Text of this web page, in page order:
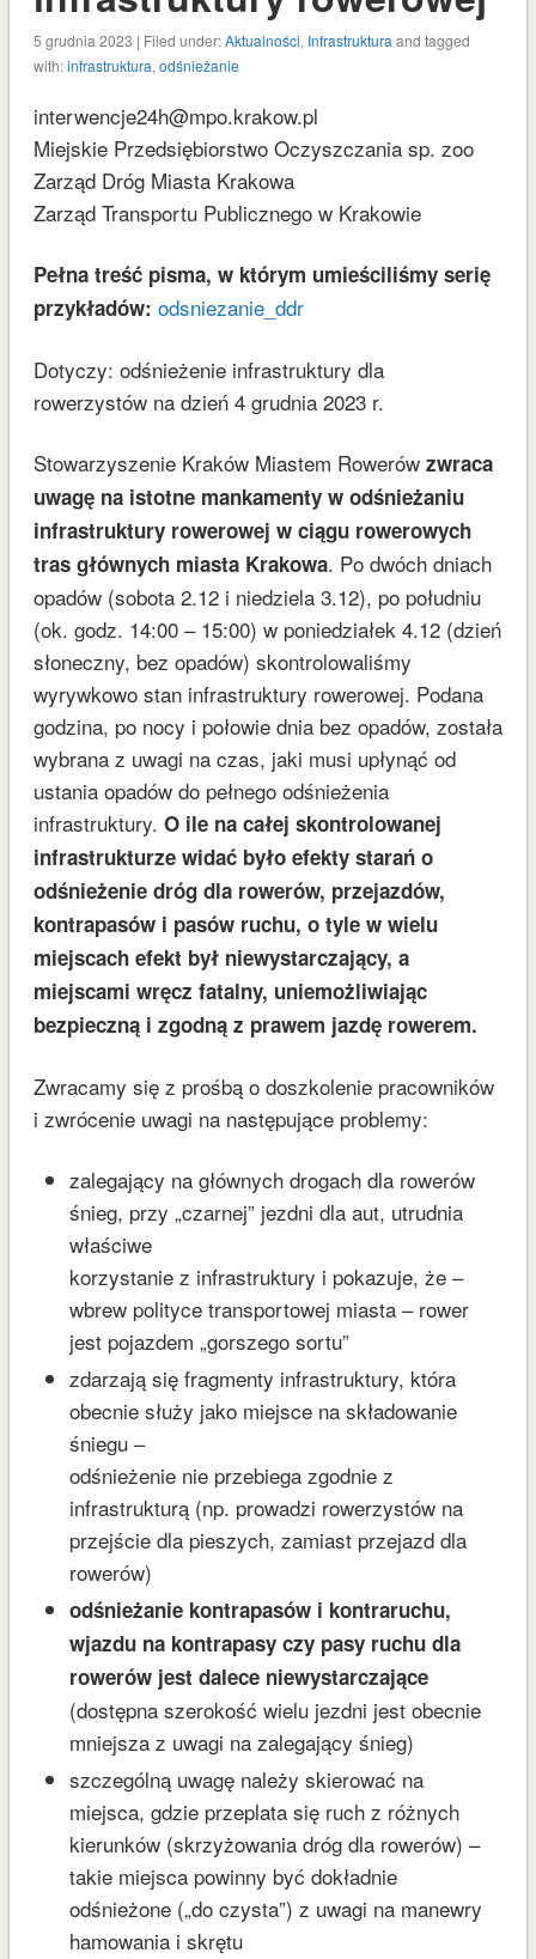
5 grudnia 2023 | Filed under:Aktualności, Infrastruktura and tagged
with:infrastruktura, odśnieżanie
interwencje24h@mpo.krakow.pl
Miejskie Przedsiębiorstwo Oczyszczania sp. zoo
Zarząd Dróg Miasta Krakowa
Zarząd Transportu Publicznego w Krakowie
Pełna treść pisma, w którym umieściliśmy serię
przykładów: odsniezanie_ddr
Dotyczy: odśnieżenie infrastruktury dla
rowerzystów na dzień 4 grudnia 2023 r.
Stowarzyszenie Kraków Miastem Rowerów zwraca
uwagę na istotne mankamenty w odśnieżaniu
infrastruktury rowerowej w ciągu rowerowych
tras głównych miasta Krakowa. Po dwóch dniach
opadów (sobota 2.12 i niedziela 3.12), po południu
(ok. godz. 14:00 – 15:00) w poniedziałek 4.12 (dzień
słoneczny, bez opadów) skontrolowaliśmy
wyrywkowo stan infrastruktury rowerowej. Podana
godzina, po nocy i połowie dnia bez opadów, została
wybrana z uwagi na czas, jaki musi upłynąć od
ustania opadów do pełnego odśnieżenia
infrastruktury. O ile na całej skontrolowanej
infrastrukturze widać było efekty starań o
odśnieżenie dróg dla rowerów, przejazdów,
kontrapasów i pasów ruchu, o tyle w wielu
miejscach efekt był niewystarczający, a
miejscami wręcz fatalny, uniemożliwiając
bezpieczną i zgodną z prawem jazdę rowerem.
Zwracamy się z prośbą o doszkolenie pracowników
i zwrócenie uwagi na następujące problemy:
zalegający na głównych drogach dla rowerów
śnieg, przy „czarnej” jezdni dla aut, utrudnia
właściwe
korzystanie z infrastruktury i pokazuje, że –
wbrew polityce transportowej miasta – rower
jest pojazdem „gorszego sortu”
zdarzają się fragmenty infrastruktury, która
obecnie służy jako miejsce na składowanie
śniegu –
odśnieżenie nie przebiega zgodnie z
infrastrukturą (np. prowadzi rowerzystów na
przejście dla pieszych, zamiast przejazd dla
rowerów)
odśnieżanie kontrapasów i kontraruchu,
wjazdu na kontrapasy czy pasy ruchu dla
rowerów jest dalece niewystarczające
(dostępna szerokość wielu jezdni jest obecnie
mniejsza z uwagi na zalegający śnieg)
szczególną uwagę należy skierować na
miejsca, gdzie przeplata się ruch z różnych
kierunków (skrzyżowania dróg dla rowerów) –
takie miejsca powinny być dokładnie
odśnieżone („do czysta”) z uwagi na manewry
hamowania i skrętu